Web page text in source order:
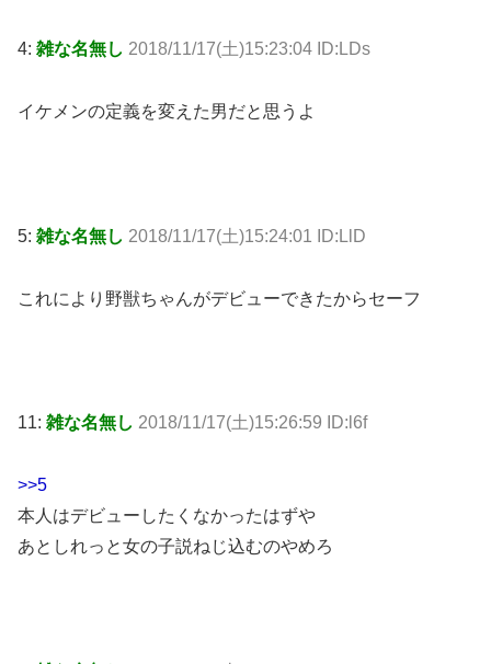
4: 雑な名無し 2018/11/17(土)15:23:04 ID:LDs
イケメンの定義を変えた男だと思うよ
5: 雑な名無し 2018/11/17(土)15:24:01 ID:LlD
これにより野獣ちゃんがデビューできたからセーフ
11: 雑な名無し 2018/11/17(土)15:26:59 ID:l6f
>>5
本人はデビューしたくなかったはずや
あとしれっと女の子説ねじ込むのやめろ